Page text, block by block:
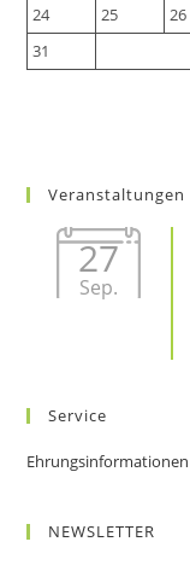
24
25 26
31
Veranstaltungen
27
Sep.
Service
Ehrungsinformationen
NEWSLETTER